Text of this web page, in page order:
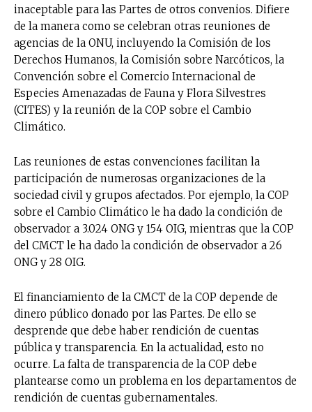
inaceptable para las Partes de otros convenios. Difiere
de la manera como se celebran otras reuniones de
agencias de la ONU, incluyendo la Comisión de los
Derechos Humanos, la Comisión sobre Narcóticos, la
Convención sobre el Comercio Internacional de
Especies Amenazadas de Fauna y Flora Silvestres
(CITES) y la reunión de la COP sobre el Cambio
Climático.
Las reuniones de estas convenciones facilitan la
participación de numerosas organizaciones de la
sociedad civil y grupos afectados. Por ejemplo, la COP
sobre el Cambio Climático le ha dado la condición de
observador a 3.024 ONG y 154 OIG, mientras que la COP
del CMCT le ha dado la condición de observador a 26
ONG y 28 OIG.
El financiamiento de la CMCT de la COP depende de
dinero público donado por las Partes. De ello se
desprende que debe haber rendición de cuentas
pública y transparencia. En la actualidad, esto no
ocurre. La falta de transparencia de la COP debe
plantearse como un problema en los departamentos de
rendición de cuentas gubernamentales.